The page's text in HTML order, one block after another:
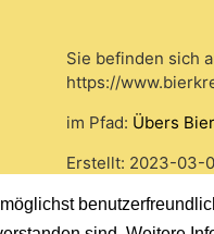
Sie befinden sich
https://
im Pfad: Übers Bier
Erstellt: 2023-03-